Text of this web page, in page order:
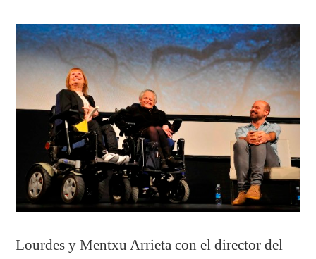
Lourdes y Mentxu Arrieta con el director del